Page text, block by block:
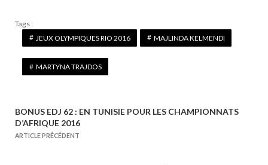
Tags :
JEUX OLYMPIQUES RIO 2016
MAJLINDA KELMENDI
MARTYNA TRAJDOS
N
a
BONUS EDJ 62 : EN TUNISIE POUR LES CHAMPIONNATS
D’AFRIQUE 2016
ARTICLE PRÉCÉDENT